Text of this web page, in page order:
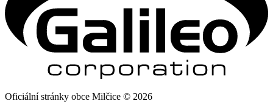
Oficiální stránky obce Milčice © 2026